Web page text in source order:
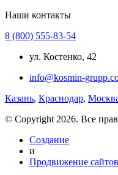
Наши контакты
8 (800) 555-83-54
ул. Костенко, 42
info@kosmin-
Казань, Краснодар,
© Copyright 2026. Все
Создание
и
Продвижение